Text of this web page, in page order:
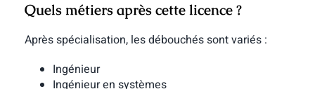
Quels métiers après cette licence ?
Après spécialisation, les débouchés sont variés :
Ingénieur
Ingénieur en systèmes